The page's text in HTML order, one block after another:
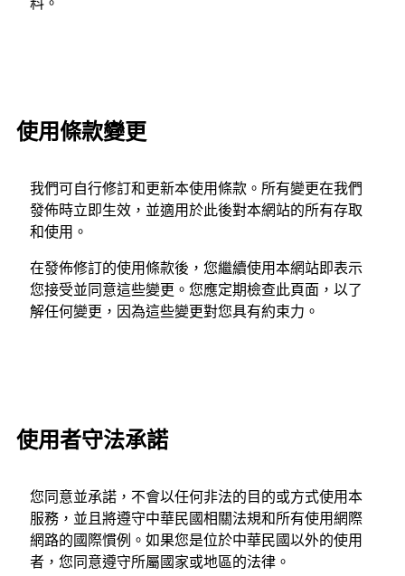
使用條款變更
我們可自行修訂和更新本使用條款。所有變更在我們
發佈時立即生效，並適用於此後對本網站的所有存取
和使用。
在發佈修訂的使用條款後，您繼續使用本網站即表示
您接受並同意這些變更。您應定期檢查此頁面，以了
解任何變更，因為這些變更對您具有約束力。
使用者守法承諾
您同意並承諾，不會以任何非法的目的或方式使用本
服務，並且將遵守中華民國相關法規和所有使用網際
網路的國際慣例。如果您是位於中華民國以外的使用
者，您同意遵守所屬國家或地區的法律。